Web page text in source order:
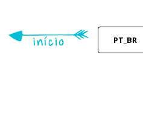
main
content
PT_BR